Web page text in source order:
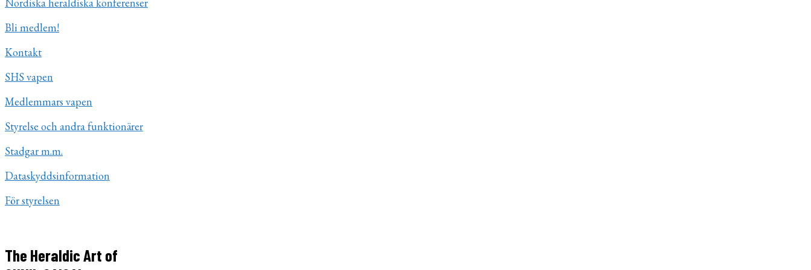
Bli medlem!
Kontakt
SHS vapen
Medlemmars vapen
Styrelse och andra funktionärer
Stadgar m.m.
Dataskyddsinformation
För styrelsen
The Heraldic Art of